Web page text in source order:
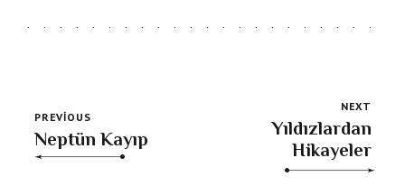
PREVIOUS
Neptün Kayıp
NEXT
Yıldızlardan
Hikayeler